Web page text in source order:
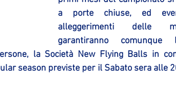
a porte chiuse, ed
alleggerimenti delle
garantiranno comunque
la Società New Flying Balls in
season previste per il Sabato sera alle